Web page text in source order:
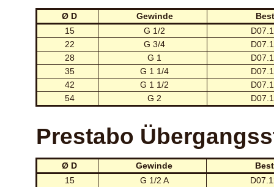
Ø D Gewinde
15
G 1/2
22
G 3/4
28
G 1
35
G 1 1/4
42
G 1 1/2
54
G 2
Prestabo
Ø D Gewinde
15
G 1/2 A